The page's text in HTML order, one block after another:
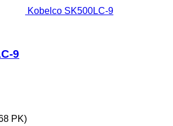
Kobelco SK500LC-9
9
PK)